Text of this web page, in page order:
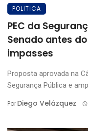
POLITICA
PEC da
Senado antes
impasses
Proposta aprovada na
Segurança Pública e
PorDiego Velázquez